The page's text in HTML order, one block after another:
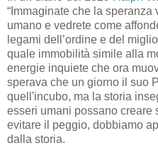
“Immaginate che la
umano e vedrete come
legami dell’ordine e del
quale immobilità simile alla
energie inquiete che ora
sperava che un giorno il suo
quell'incubo, ma la storia
esseri umani possano creare
evitare il peggio, dobbiamo
dalla storia.